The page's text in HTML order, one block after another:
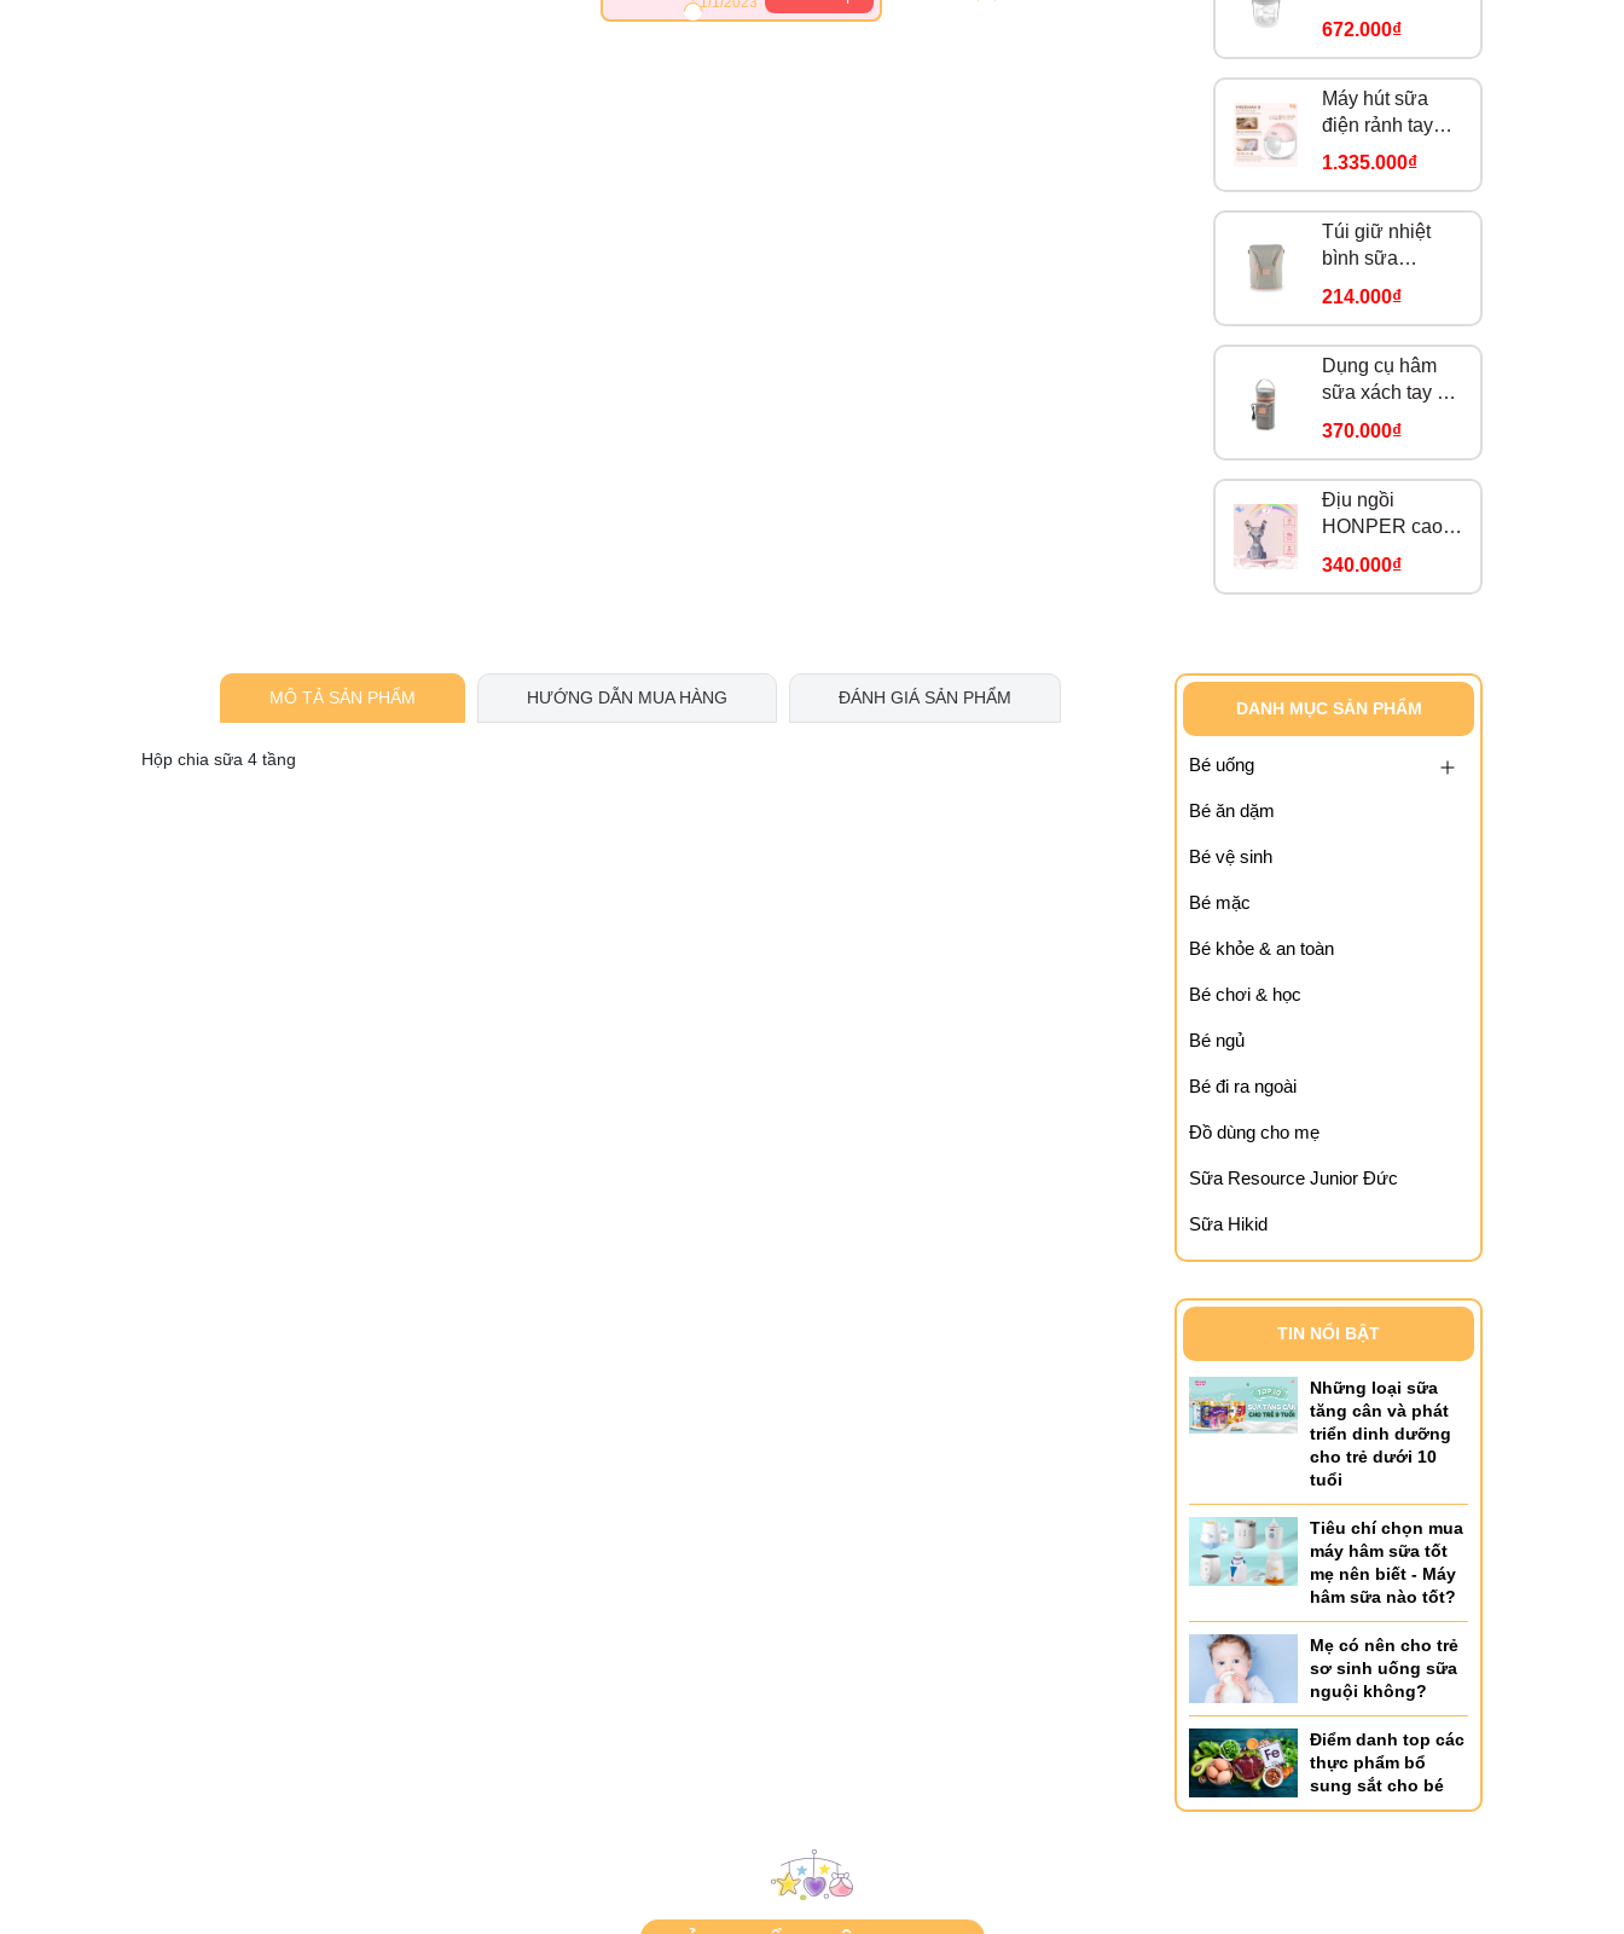
ĐA NĂNG CHO
672.000₫
Máy hút sữa
điện rảnh tay
không dây -
1.335.000₫
Túi giữ nhiệt
bình sữa
Fatzbaby –
214.000₫
Dụng cụ hâm
sữa xách tay –
READY 3 –
adaptor)
370.000₫
Địu ngồi
HONPER cao
cấp 9 tư thế
340.000₫
MÔ TẢ SẢN PHẨM HƯỚNG DẪN MUA HÀNG ĐÁNH GIÁ SẢN PHẨM
Hộp chia sữa 4 tầng
DANH MỤC SẢN PHẨM
Bé uống
Bé ăn dặm
Bé vệ sinh
Bé mặc
Bé khỏe & an toàn
Bé chơi & học
Bé ngủ
Bé đi ra ngoài
Đồ dùng cho mẹ
Sữa Resource Junior Đức
Sữa Hikid
TIN NỔI BẬT
Những loại sữa
tăng cân và phát
triển dinh dưỡng
cho trẻ dưới 10
tuổi
Tiêu chí chọn mua
máy hâm sữa tốt
mẹ nên biết - Máy
hâm sữa nào tốt?
Mẹ có nên cho trẻ
sơ sinh uống sữa
nguội không?
Điểm danh top các
thực phẩm bổ
sung sắt cho bé